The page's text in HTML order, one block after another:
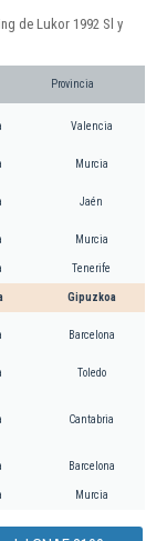
de Lukor 1992 Sl y
Provincia
Valencia
Murcia
Jaén
Murcia
Tenerife
Gipuzkoa
Barcelona
Toledo
Cantabria
Barcelona
Murcia